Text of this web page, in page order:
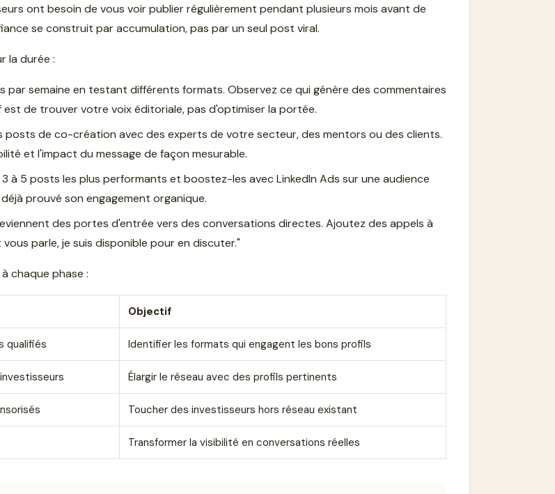
ont besoin de vous voir publier régulièrement pendant plusieurs mois avant de
se construit par accumulation, pas par un seul post viral.
la durée :
par semaine en testant différents formats. Observez ce qui génère des commentaires
de trouver votre voix éditoriale, pas d'optimiser la portée.
posts de co-création avec des experts de votre secteur, des mentors ou des clients.
et l'impact du message de façon mesurable.
à 5 posts les plus performants et boostez-les avec LinkedIn Ads sur une audience
prouvé son engagement organique.
des portes d'entrée vers des conversations directes. Ajoutez des appels à
parle, je suis disponible pour en discuter."
chaque phase :
Objectif
qualifiés Identifier les formats qui engagent les bons profils
Élargir le réseau avec des profils pertinents
Toucher des investisseurs hors réseau existant
Transformer la visibilité en conversations réelles